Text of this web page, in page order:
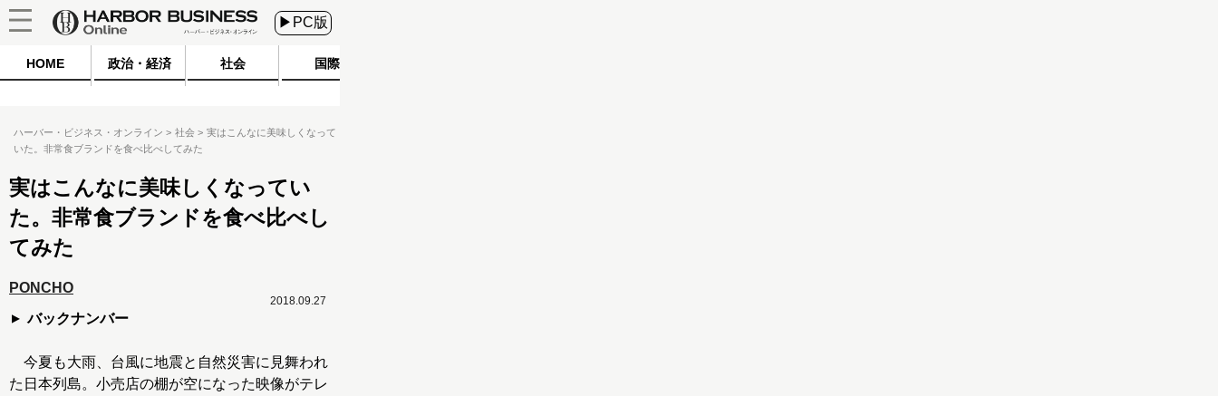
▶PC版
HOME 政治・経済 社会 国際
ハーバー・ビジネス・オンライン 社会
実はこんなに美味しくなって
いた。非常食ブランドを食べ比べしてみた
実はこんなに美味しくなってい
た。非常食ブランドを食べ比べし
てみた
PONCHO
バックナンバー
2018.09.27
今夏も大雨、台風に地震と自然災害に見舞われ
た日本列島。小売店の棚が空になった映像がテレ